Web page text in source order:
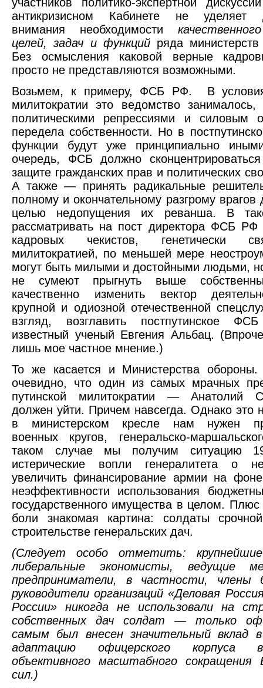
антикризисном Кабинете не уделяет
внимания необходимости
целей, задач и функций ряда
Без осмысления каковой верные
просто не представляются возможными.
Возьмем, к примеру, ФСБ РФ. В
милитократии это ведомство
политическими репрессиями и силовым
передела собственности. Но в
функции будут уже принципиально
очередь, ФСБ должно
защите гражданских прав и политических
А также — принять радикальные
полному и окончательному разгрому врагов
целью недопущения их реванша. В
рассматривать на пост директора ФСБ РФ
кадровых чекистов, генетически
милитократией, по меньшей мере
могут быть милыми и достойными людьми,
не сумеют прыгнуть выше
качественно изменить вектор
крупной и одиозной отечественной
взгляд, возглавить постпутинское
известный ученый Евгения Альбац.
лишь мое частное мнение.)
То же касается и Министерства
очевидно, что один из самых мрачных
путинской милитократии — Анатолий
должен уйти. Причем навсегда. Однако это
в министерском кресле нам нужен
военных кругов, генеральско-
таком случае мы получим ситуацию
истерические вопли генералитета о
увеличить финансирование армии на
неэффективности использования
государственного имущества в целом.
боли знакомая картина: солдаты
строительстве генеральских дач.
(Следует особо отметить: крупнейшие
либеральные экономисты, ведущие
предприниматели, в частности,
руководители организаций «Деловая
России» никогда не использовали на
собственных дач солдат — только
самым был внесен значительный вклад
адаптацию офицерского корпуса
объективного масштабного сокращения
сил.)